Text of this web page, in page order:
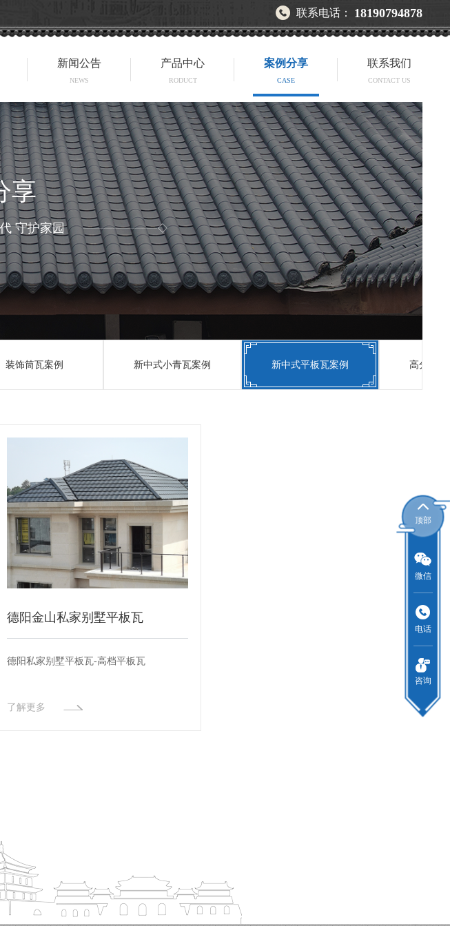
联系电话： 18190794878
新闻公告
NEWS
产品中心
RODUCT
案例分享
CASE
联系我们
CONTACT US
享
守护家园
装饰筒瓦案例 新中式小青瓦案例 新中式平板瓦案例 高分子
德阳金山私家别墅平板瓦
德阳私家别墅平板瓦-高档平板瓦
了解更多
顶部
微信
电话
咨询